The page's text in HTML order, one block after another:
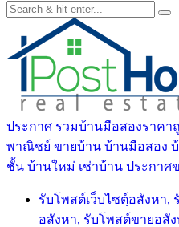
ประกาศ รวมบ้านมือสองราคา
พาณิชย์ ขายบ้าน บ้านมือสอง บ้
ชั้น บ้านใหม่ เช่าบ้าน ประกาศ
รับโพสต์เว็บไซตฺ์อสังหา,
อสังหา, รับโพสต์ขายอสัง